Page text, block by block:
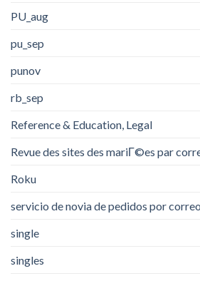
PU_aug
pu_sep
punov
rb_sep
Reference & Education, Legal
Revue des sites des mariГ©es par
Roku
servicio de novia de pedidos por
single
singles